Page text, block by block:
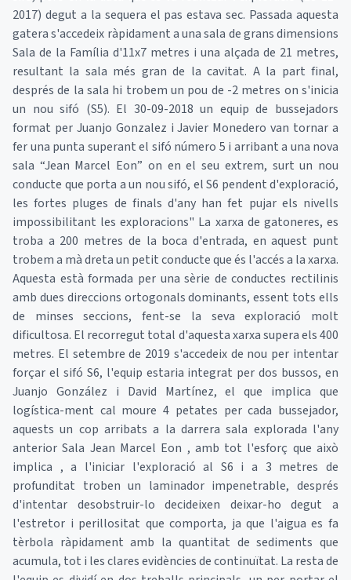
2017) degut a la sequera el pas estava sec. Passada aquesta
gatera s'accedeix ràpidament a una sala de grans dimensions
Sala de la Família d'11x7 metres i una alçada de 21 metres,
resultant la sala més gran de la cavitat. A la part final,
després de la sala hi trobem un pou de -2 metres on s'inicia
un nou sifó (S5). El 30-09-2018 un equip de bussejadors
format per Juanjo Gonzalez i Javier Monedero van tornar a
fer una punta superant el sifó número 5 i arribant a una nova
sala “Jean Marcel Eon” on en el seu extrem, surt un nou
conducte que porta a un nou sifó, el S6 pendent d'exploració,
les fortes pluges de finals d'any han fet pujar els nivells
impossibilitant les exploracions" La xarxa de gatoneres, es
troba a 200 metres de la boca d'entrada, en aquest punt
trobem a mà dreta un petit conducte que és l'accés a la xarxa.
Aquesta està formada per una sèrie de conductes rectilinis
amb dues direccions ortogonals dominants, essent tots ells
de minses seccions, fent-se la seva exploració molt
dificultosa. El recorregut total d'aquesta xarxa supera els 400
metres. El setembre de 2019 s'accedeix de nou per intentar
forçar el sifó S6, l'equip estaria integrat per dos bussos, en
Juanjo González i David Martínez, el que implica que
logística-ment cal moure 4 petates per cada bussejador,
aquests un cop arribats a la darrera sala explorada l'any
anterior Sala Jean Marcel Eon , amb tot l'esforç que això
implica , a l'iniciar l'exploració al S6 i a 3 metres de
profunditat troben un laminador impenetrable, després
d'intentar desobstruir-lo decideixen deixar-ho degut a
l'estretor i perillositat que comporta, ja que l'aigua es fa
tèrbola ràpidament amb la quantitat de sediments que
acumula, tot i les clares evidències de continuïtat. La resta de